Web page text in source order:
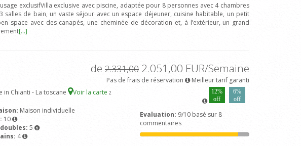
exclusifVilla exclusive avec piscine, adaptée pour 8 personnes avec 4 chambres
salles de bain, un vaste séjour avec un espace déjeuner, cuisine habitable, un petit
space avec des canapés, une cheminée de décoration et, à l’extérieur, un grand
[...]
de 2.331,00 2.051,00 EUR/Semaine
Pas de frais de réservation
Meilleur tarif garanti
in Chianti - La toscane Voir la carte 2
12%
off
6%
off
Maison individuelle
10
5
4
Evaluation: 9/10 basé sur 8
commentaires